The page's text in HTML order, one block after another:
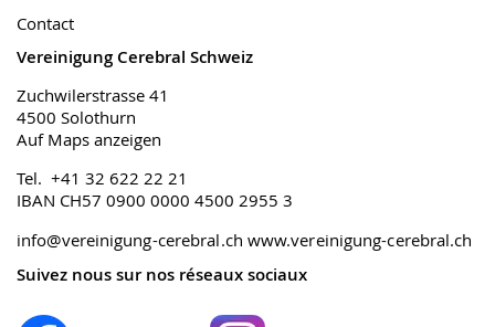
Contact
Vereinigung Cerebral Schweiz
Zuchwilerstrasse 41
4500 Solothurn
Auf Maps anzeigen
Tel. +41 32 622 22 21
IBAN CH57 0900 0000 4500 2955 3
info@vereinigung-cerebral.ch www.vereinigung-cerebral.ch
Suivez nous sur nos réseaux sociaux